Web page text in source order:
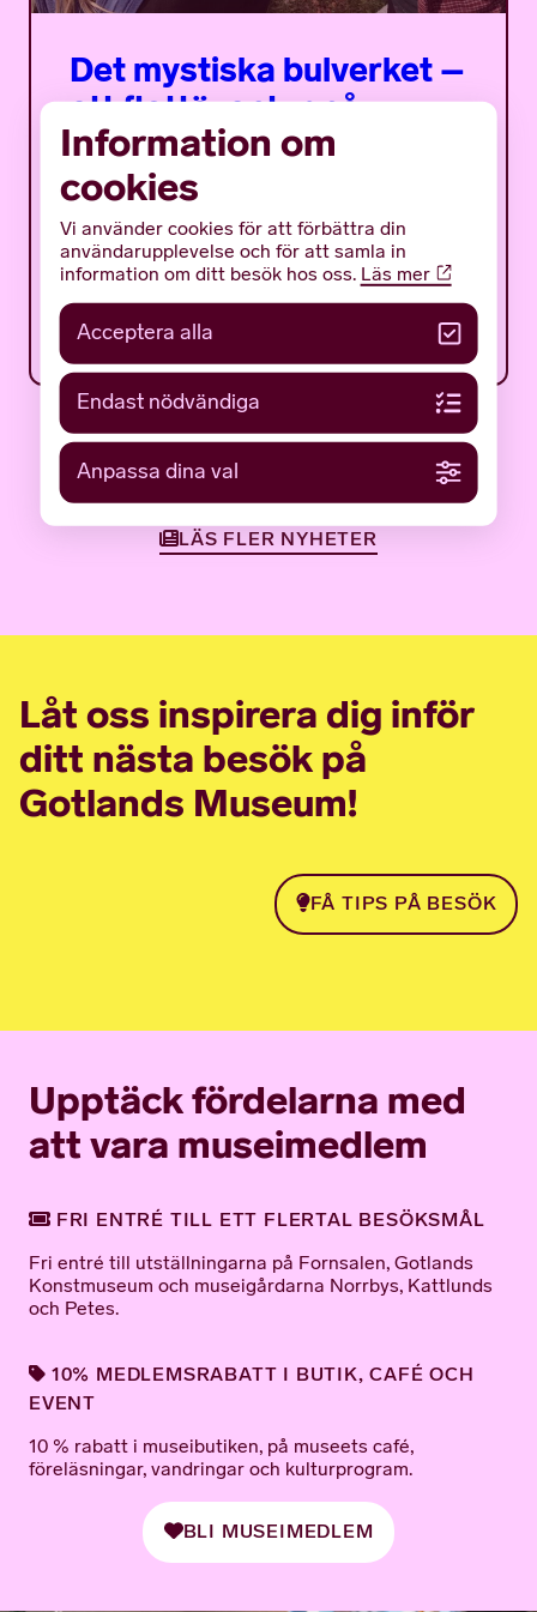
Det mystiska bulverket –
ett flottäventyr på
träsket
Det mystiska bulverket är ett sommarprogram
för ungdomar med fokus på en av Gotlands
mäktigaste och mest gåtfulla fornlämningar:
det tidigmedeltida bulverket på botten av...
NYHETER
LÄS FLER NYHETER
Låt oss inspirera dig inför
ditt nästa besök på
Gotlands Museum!
FÅ TIPS PÅ BESÖK
Upptäck fördelarna med
att vara museimedlem
FRI ENTRÉ TILL ETT FLERTAL BESÖKSMÅL
Fri entré till utställningarna på Fornsalen, Gotlands
Konstmuseum och museigårdarna Norrbys, Kattlunds
och Petes.
10% MEDLEMSRABATT I BUTIK, CAFÉ OCH
EVENT
10 % rabatt i museibutiken, på museets café,
föreläsningar, vandringar och kulturprogram.
BLI MUSEIMEDLEM
Information om
cookies
Vi använder cookies för att förbättra din
användarupplevelse och för att samla in
information om ditt besök hos oss. Läs mer
Acceptera alla
Endast nödvändiga
Anpassa dina val